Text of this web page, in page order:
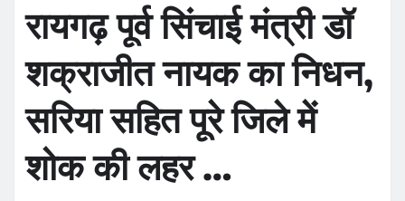
रायगढ़ पूर्व सिंचाई मंत्री डॉ
शक्राजीत नायक का निधन,
सरिया सहित पूरे जिले में
शोक की लहर …